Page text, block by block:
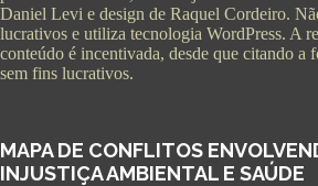
Daniel Levi e design de Raquel Cordeiro.
lucrativos e utiliza tecnologia WordPress. A
conteúdo é incentivada, desde que citando a
sem fins lucrativos.
MAPA DE CONFLITOS
INJUSTIÇA AMBIENTAL E SAÚDE